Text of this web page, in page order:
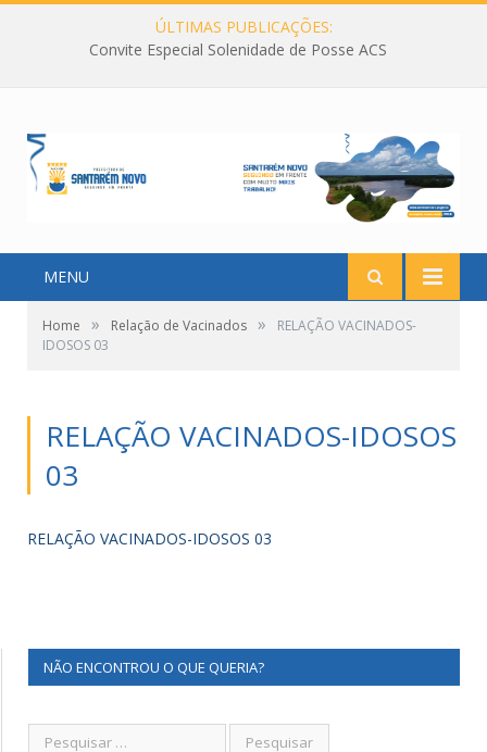
ÚLTIMAS PUBLICAÇÕES:
Convite Especial Solenidade de Posse ACS
MENU
Home » Relação de Vacinados »
RELAÇÃO VACINADOS-
IDOSOS 03
RELAÇÃO VACINADOS-IDOSOS
03
RELAÇÃO VACINADOS-IDOSOS 03
NÃO ENCONTROU O QUE QUERIA?